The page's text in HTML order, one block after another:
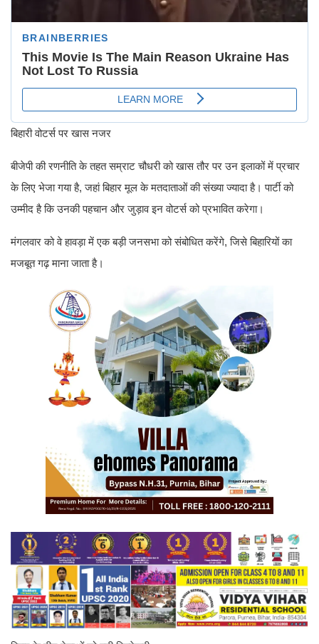
बिहारी वोटर्स पर खास नजर
बीजेपी की रणनीति के तहत सम्राट चौधरी को खास तौर पर उन इलाकों में प्रचार
के लिए भेजा गया है, जहां बिहार मूल के मतदाताओं की संख्या ज्यादा है। पार्टी को
उम्मीद है कि उनकी पहचान और जुड़ाव इन वोटर्स को प्रभावित करेगा।
मंगलवार को वे हावड़ा में एक बड़ी जनसभा को संबोधित करेंगे, जिसे बिहारियों का
मजबूत गढ़ माना जाता है।